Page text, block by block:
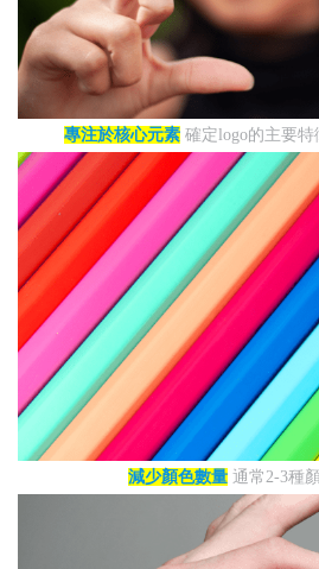
專注於核心元素確定logo的主要特
減少顏色數量通常2-3種